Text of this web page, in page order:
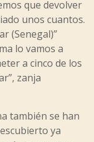
que devolver
unos cuantos.
(Senegal)”
lo vamos a
a cinco de los
zanja
también se han
ya